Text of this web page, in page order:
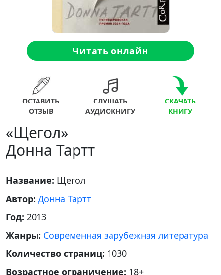
Читать онлайн
ОСТАВИТЬ
ОТЗЫВ
СЛУШАТЬ
АУДИОКНИГУ
СКАЧАТЬ
КНИГУ
«Щегол»
Донна Тартт
Название: Щегол
Автор: Донна Тартт
Год: 2013
Жанры: Современная зарубежная литература
Количество страниц: 1030
Возрастное ограничение: 18+